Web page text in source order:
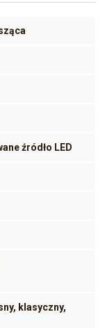
źródło LED
klasyczny,